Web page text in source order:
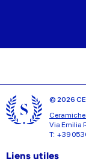
© 2026
Via Emilia
T: +39
Liens utiles